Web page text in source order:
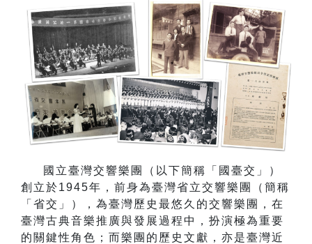
國立臺灣交響樂團（以下簡稱「國臺交」）
創立於1945年，前身為臺灣省立交響樂團（簡稱
「省交」），為臺灣歷史最悠久的交響樂團，在
臺灣古典音樂推廣與發展過程中，扮演極為重要
的關鍵性角色；而樂團的歷史文獻，亦是臺灣近